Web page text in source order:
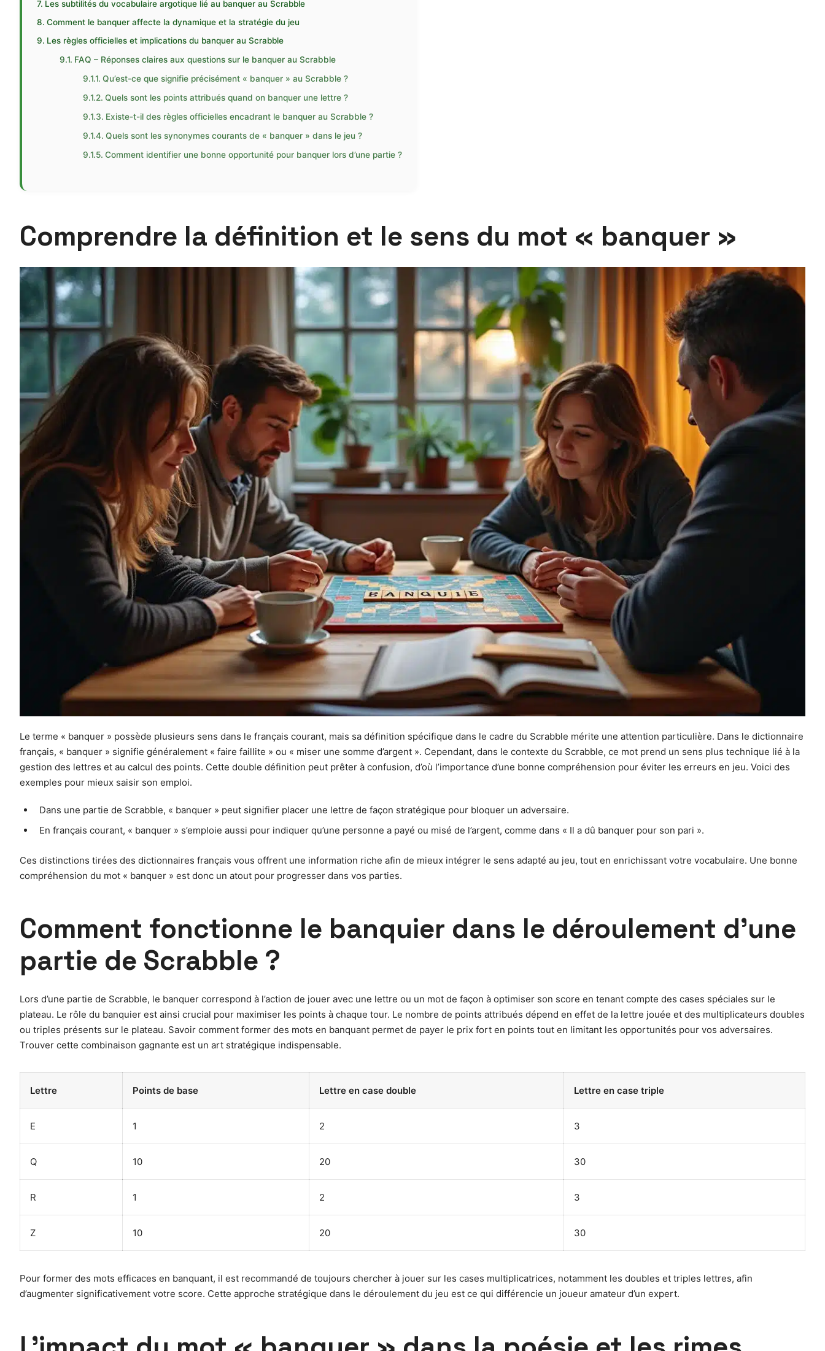
Les subtilités du vocabulaire argotique lié au banquer au Scrabble
Comment le banquer affecte la dynamique et la stratégie du jeu
Les règles officielles et implications du banquer au Scrabble
FAQ – Réponses claires aux questions sur le banquer au Scrabble
Qu’est-ce que signifie précisément « banquer » au Scrabble ?
Quels sont les points attribués quand on banquer une lettre ?
Existe-t-il des règles officielles encadrant le banquer au Scrabble ?
Quels sont les synonymes courants de « banquer » dans le jeu ?
Comment identifier une bonne opportunité pour banquer lors d’une partie ?
Comprendre la définition et le sens du mot « banquer »
Le terme « banquer » possède plusieurs sens dans le français courant, mais sa définition spécifique dans le cadre du Scrabble mérite une attention particulière. Dans le dictionnaire
français, « banquer » signifie généralement « faire faillite » ou « miser une somme d’argent ». Cependant, dans le contexte du Scrabble, ce mot prend un sens plus technique lié à la
gestion des lettres et au calcul des points. Cette double définition peut prêter à confusion, d’où l’importance d’une bonne compréhension pour éviter les erreurs en jeu. Voici des
exemples pour mieux saisir son emploi.
Dans une partie de Scrabble, « banquer » peut signifier placer une lettre de façon stratégique pour bloquer un adversaire.
En français courant, « banquer » s’emploie aussi pour indiquer qu’une personne a payé ou misé de l’argent, comme dans « Il a dû banquer pour son pari ».
Ces distinctions tirées des dictionnaires français vous offrent une information riche afin de mieux intégrer le sens adapté au jeu, tout en enrichissant votre vocabulaire. Une bonne
compréhension du mot « banquer » est donc un atout pour progresser dans vos parties.
Comment fonctionne le banquier dans le déroulement d’une
partie de Scrabble ?
Lors d’une partie de Scrabble, le banquer correspond à l’action de jouer avec une lettre ou un mot de façon à optimiser son score en tenant compte des cases spéciales sur le
plateau. Le rôle du banquier est ainsi crucial pour maximiser les points à chaque tour. Le nombre de points attribués dépend en effet de la lettre jouée et des multiplicateurs doubles
ou triples présents sur le plateau. Savoir comment former des mots en banquant permet de payer le prix fort en points tout en limitant les opportunités pour vos adversaires.
Trouver cette combinaison gagnante est un art stratégique indispensable.
Lettre Points de base Lettre en case double Lettre en case triple
E 1 2 3
Q 10 20 30
R 1 2 3
Z 10 20 30
Pour former des mots efficaces en banquant, il est recommandé de toujours chercher à jouer sur les cases multiplicatrices, notamment les doubles et triples lettres, afin
d’augmenter significativement votre score. Cette approche stratégique dans le déroulement du jeu est ce qui différencie un joueur amateur d’un expert.